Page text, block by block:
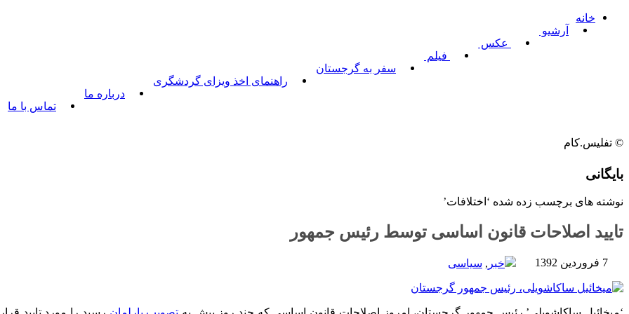
خانه
آرشیو
عکس
فیلم
سفر به گرجستان
راهنمای اخذ ویزای گردشگری
درباره ما
تماس با ما
بایگانی
نوشته های برچسب زده شده ‘اختلافات’
تایید اصلاحات قانون اساسی توسط رئیس جمهور
7 فروردین 1392 خبر , سیاسی
© تفلیس.کام